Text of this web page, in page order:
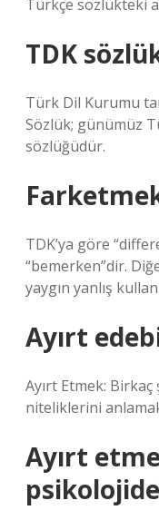
Türkçe sözlükteki
TDK
Türk Dil Kurumu
Sözlük; günümüz
sözlüğüdür.
TDK’ya göre
“bemerken”dir.
yaygın yanlış
Ayırt
Ayırt Etmek:
niteliklerini
Ayırt